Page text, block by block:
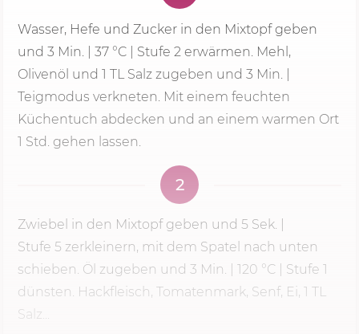
Wasser, Hefe und Zucker in den Mixtopf geben
und 3 Min. 37 °C Stufe 2 erwärmen. Mehl,
Olivenöl und 1 TL Salz zugeben und 3 Min.
Teigmodus verkneten. Mit einem feuchten
Küchentuch abdecken und an einem warmen Ort
1 Std. gehen lassen.
2
Zwiebel in den Mixtopf geben und 5 Sek.
Stufe 5 zerkleinern, mit dem Spatel nach unten
schieben. Öl zugeben und 3 Min. 120 °C | Stufe 1
dünsten. Hackfleisch, Tomatenmark, Senf, Ei, 1 TL
Salz...